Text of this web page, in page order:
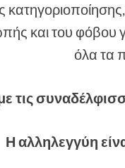
και του φόβου
όλα τα
τις
Η αλληλεγγύη